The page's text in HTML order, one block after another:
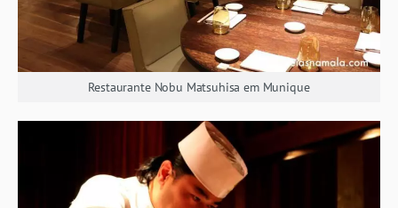
Restaurante Nobu Matsuhisa em Munique